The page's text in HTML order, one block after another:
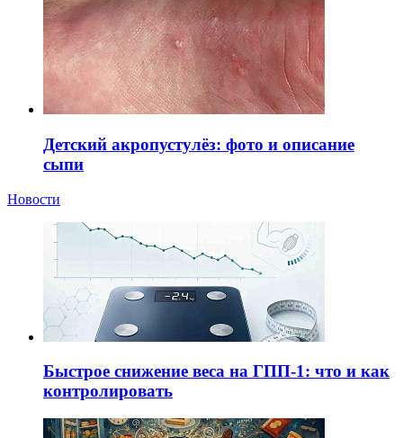
Детский акропустулёз: фото и описание
сыпи
Новости
Быстрое снижение веса на ГПП-1: что и как
контролировать